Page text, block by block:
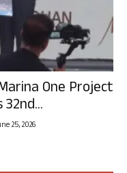
One Project
25, 2026